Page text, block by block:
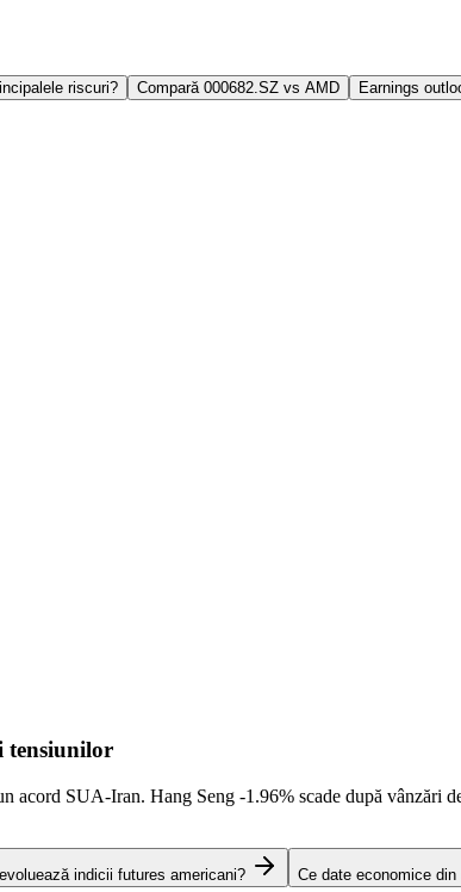
riscuri? Compară 000682.SZ vs AMD Earnings
tensiunilor
acord SUA-Iran. Hang Seng -1.96% scade după vânzări
indicii futures americani? Ce date economice